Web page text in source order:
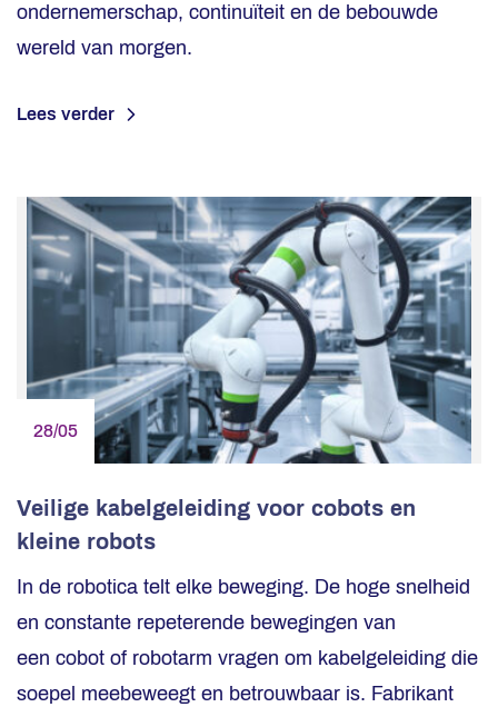
ondernemerschap, continuïteit en de bebouwde
wereld van morgen.
Lees verder
28/05
Veilige kabelgeleiding voor cobots en
kleine robots
In de robotica telt elke beweging. De hoge snelheid
en constante repeterende bewegingen van
een cobot of robotarm vragen om kabelgeleiding die
soepel meebeweegt en betrouwbaar is. Fabrikant